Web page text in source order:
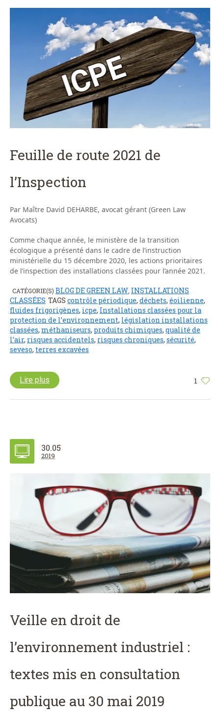
Feuille de route 2021 de
l’Inspection
Par Maître David DEHARBE, avocat gérant (Green Law
Avocats)
Comme chaque année, le ministère de la transition
écologique a présenté dans le cadre de l’instruction
ministérielle du 15 décembre 2020, les actions prioritaires
de l’inspection des installations classées pour l’année 2021.
CATÉGORIE(S) BLOG DE GREEN LAW INSTALLATIONS
CLASSÉES TAGS contrôle périodique, déchets, éoilienne,
fluides frigorigènes, icpe, Installations classées pour la
protection de l’environnement, législation installations
classées, méthaniseurs, produits chimiques, qualité de
l’air, risques accidentels, risques chroniques, sécurité,
seveso, terres excavées
1
Lire plus
30.05
2019
Veille en droit de
l’environnement industriel :
textes mis en consultation
publique au 30 mai 2019